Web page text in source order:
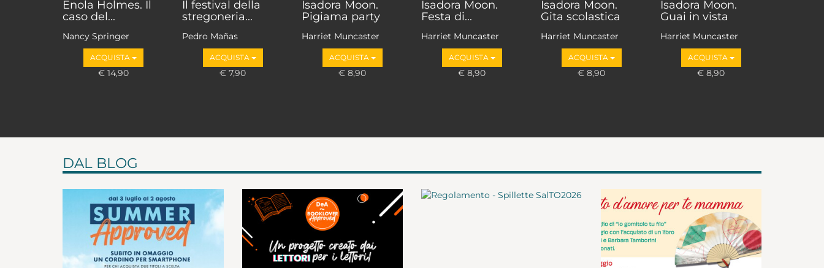
Enola Holmes. Il
caso del...
Nancy Springer
ACQUISTA
€ 14,90
Il festival della
stregoneria...
Pedro Mañas
ACQUISTA
€ 7,90
Isadora Moon.
Pigiama party
Harriet Muncaster
ACQUISTA
€ 8,90
Isadora Moon.
Festa di...
Harriet Muncaster
ACQUISTA
€ 8,90
Isadora Moon.
Gita scolastica
Harriet Muncaster
ACQUISTA
€ 8,90
Isadora Moon.
Guai in vista
Harriet Muncaster
ACQUISTA
€ 8,90
DAL BLOG